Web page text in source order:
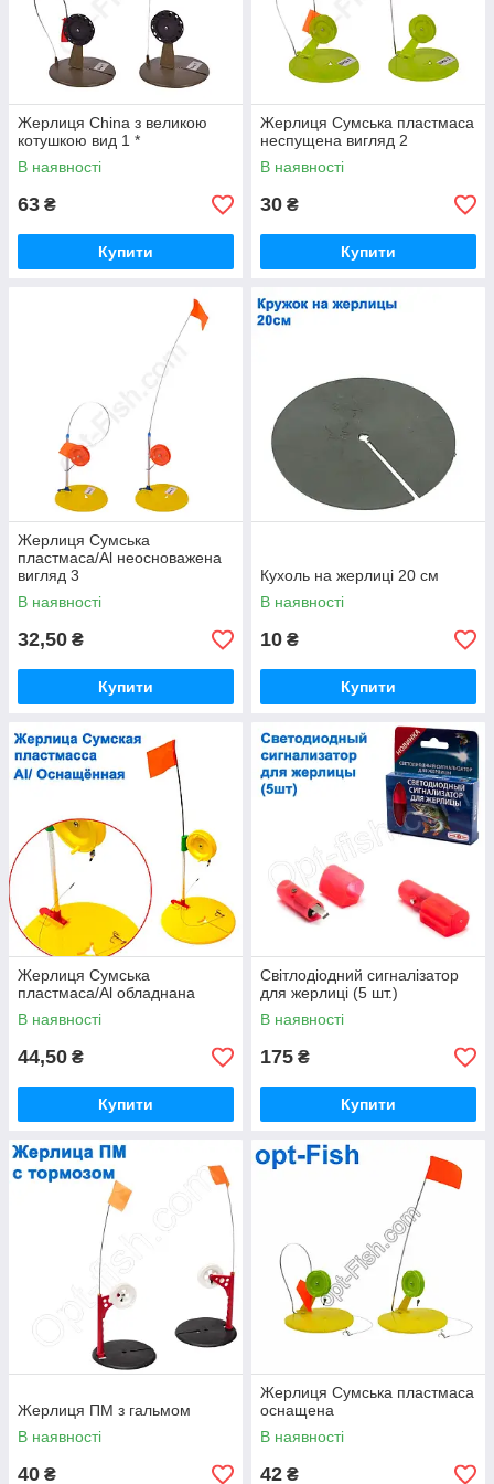
Жерлиця China з великою
котушкою вид 1 *
В наявності
63 ₴
Купити
Жерлиця Сумська пластмаса
неспущена вигляд 2
В наявності
30 ₴
Купити
Жерлиця Сумська
пластмаса/Al неосноважена
вигляд 3
В наявності
32,50 ₴
Купити
Кухоль на жерлиці 20 см
В наявності
10 ₴
Купити
Жерлиця Сумська
пластмаса/Al обладнана
В наявності
44,50 ₴
Купити
Світлодіодний сигналізатор
для жерлиці (5 шт.)
В наявності
175 ₴
Купити
Жерлиця ПМ з гальмом
В наявності
40 ₴
Жерлиця Сумська пластмаса
оснащена
В наявності
42 ₴